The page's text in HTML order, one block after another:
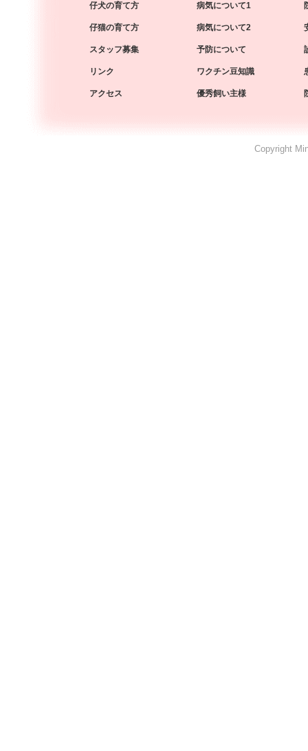
仔犬の育て方
仔猫の育て方
スタッフ募集
リンク
アクセス
病気について1
病気について2
予防について
ワクチン豆知識
優秀飼い主様
Copyright